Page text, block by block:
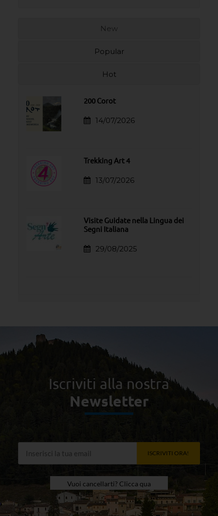
New
Popular
Hot
200 Corot
14/07/2026
Trekking Art 4
13/07/2026
Visite Guidate nella Lingua dei
Segni Italiana
29/08/2025
Iscriviti alla nostra
Newsletter
ISCRIVITI ORA!
Vuoi cancellarti? Clicca qua